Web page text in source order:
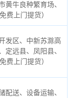
黄牛良种繁育场、
费上门提货）
发区、中新苏滁高
定远县、凤阳县、
费上门提货）
配送、设备运输、